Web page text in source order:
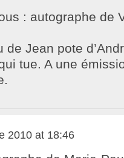
: autographe de
de Jean pote
tue. A une
2010 at 18:46